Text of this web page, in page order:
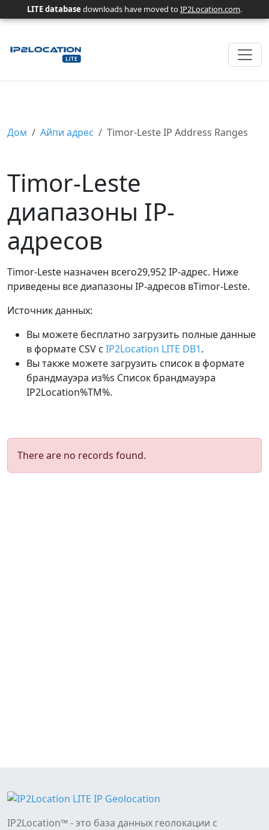
LITE database downloads have moved toIP2Location.com.
Дом Айпи адрес Timor-Leste IP Address Ranges
Timor-Leste
диапазоны IP-
адресов
Timor-Leste назначен всего29,952 IP-адрес. Ниже
приведены все диапазоны IP-адресов вTimor-Leste.
Источник данных:
Вы можете бесплатно загрузить полные данные
в формате CSV с IP2Location LITE DB1.
Вы также можете загрузить список в формате
брандмауэра из%s Список брандмауэра
IP2Location%TM%.
There are no records found.
IP2Location™ - это база данных геолокации с